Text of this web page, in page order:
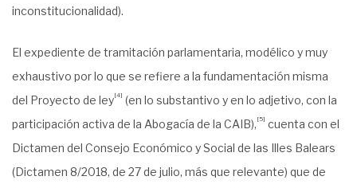
inconstitucionalidad).
El expediente de tramitación parlamentaria, modélico y muy
exhaustivo por lo que se refiere a la fundamentación misma
del Proyecto de ley[4] (en lo substantivo y en lo adjetivo, con la
participación activa de la Abogacía de la CAIB), [5] cuenta con el
Dictamen del Consejo Económico y Social de las Illes Balears
(Dictamen 8/2018, de 27 de julio, más que relevante) que de